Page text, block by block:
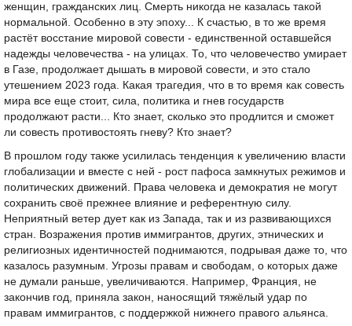
женщин, гражданских лиц. Смерть никогда не казалась такой
нормальной. Особенно в эту эпоху... К счастью, в то же время
растёт восстание мировой совести - единственной оставшейся
надежды человечества - на улицах. То, что человечество умирает
в Газе, продолжает дышать в мировой совести, и это стало
утешением 2023 года. Какая трагедия, что в то время как совесть
мира все еще стоит, сила, политика и гнев государств
продолжают расти... Кто знает, сколько это продлится и сможет
ли совесть противостоять гневу? Кто знает?
В прошлом году также усилилась тенденция к увеличению власти
глобализации и вместе с ней - рост пафоса замкнутых режимов и
политических движений. Права человека и демократия не могут
сохранить своё прежнее влияние и референтную силу.
Неприятный ветер дует как из Запада, так и из развивающихся
стран. Возражения против иммигрантов, других, этнических и
религиозных идентичностей поднимаются, подрывая даже то, что
казалось разумным. Угрозы правам и свободам, о которых даже
не думали раньше, увеличиваются. Например, Франция, не
закончив год, приняла закон, наносящий тяжёлый удар по
правам иммигрантов, с поддержкой нижнего правого альянса.